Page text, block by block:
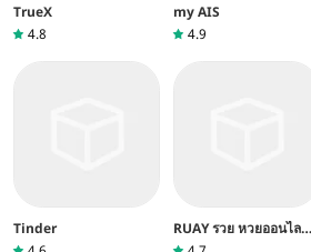
TrueX
4.8
my AIS
4.9
Tinder
RUAY รวย หวยออนไลน์
แม่นๆ